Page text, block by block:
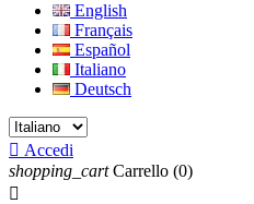
English
Français
Español
Italiano
Deutsch
 Accedi
shopping_cart Carrello (0)
